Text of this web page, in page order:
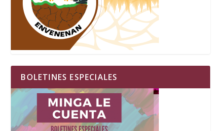
BOLETINES ESPECIALES